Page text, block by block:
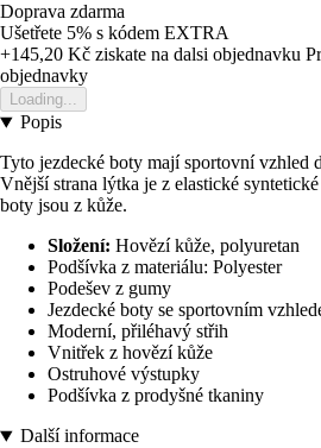
Doprava zdarma
Ušetřete 5% s kódem EXTRA
+145,20 Kč ziskate na dalsi objednavku
objednavky
Loading...
Popis
Tyto jezdecké boty mají sportovní vzhled
Vnější strana lýtka je z elastické
boty jsou z kůže.
Složení: Hovězí kůže, polyuretan
Podšívka z materiálu: Polyester
Podešev z gumy
Jezdecké boty se sportovním
Moderní, přiléhavý střih
Vnitřek z hovězí kůže
Ostruhové výstupky
Podšívka z prodyšné tkaniny
Další informace